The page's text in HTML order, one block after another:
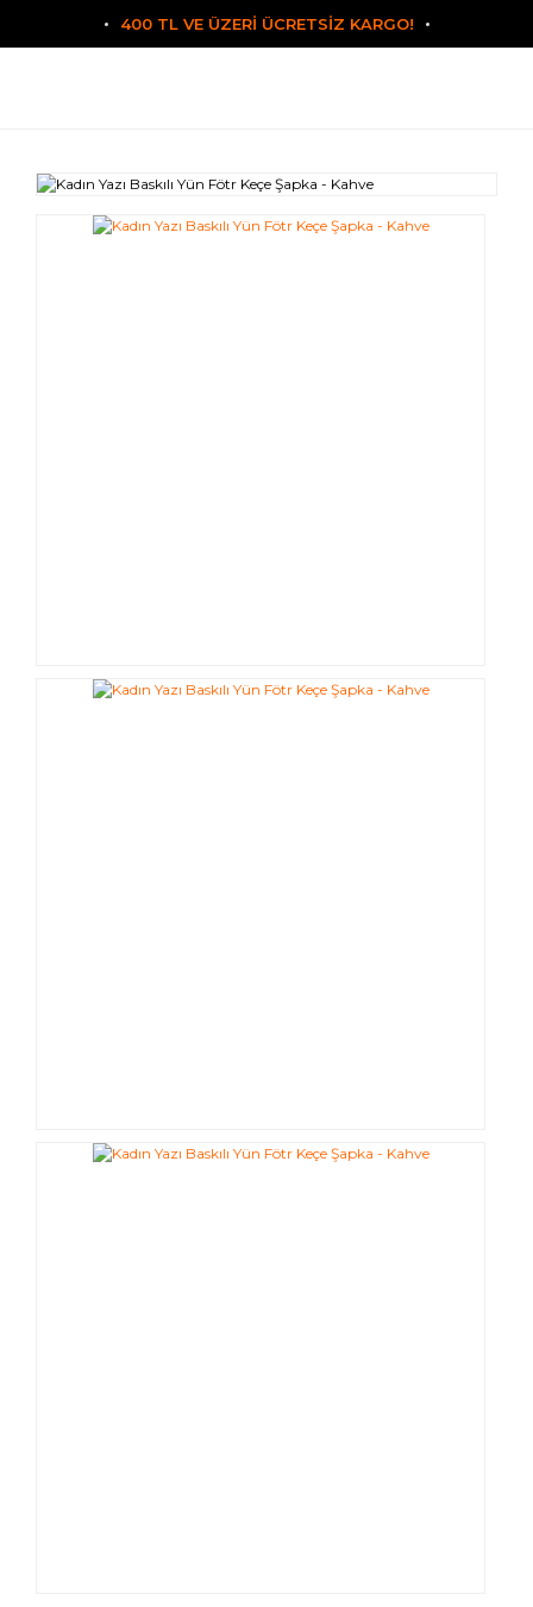
400 TL VE ÜZERİ ÜCRETSİZ KARGO!